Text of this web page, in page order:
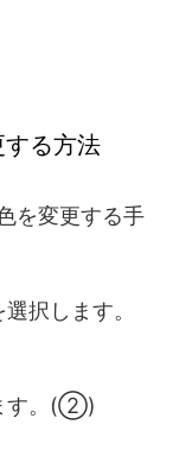
る方法
を変更する手
択します。
す。(②)